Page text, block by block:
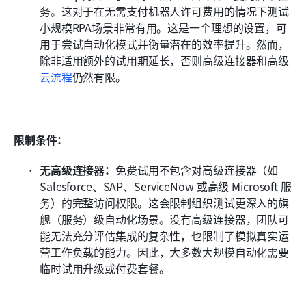
务。这对于在无需支付机器人许可费用的情况下测试
小规模RPA场景非常有用。这是一个理想的设置，可
用于尝试自动化模式并衡量潜在的效率提升。然而，
除非适用额外的试用期延长，否则高级连接器和高级
云流程仍然有限。
限制条件：
无高级连接器： 免费试用不包含对高级连接器（如
Salesforce、SAP、ServiceNow 或高级 Microsoft 服
务）的完整访问权限。这会限制组织测试更深入的旗
舰（服务）级自动化场景。没有高级连接器，团队可
能无法充分评估集成的复杂性，也限制了模拟真实运
营工作负载的能力。因此，大多数大规模自动化需要
临时试用升级或付费套餐。